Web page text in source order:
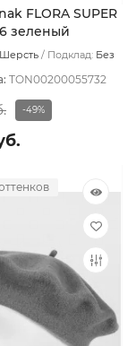
FLORA SUPER
зеленый
Шерсть Подклад: Без
TON00200055732
-49%